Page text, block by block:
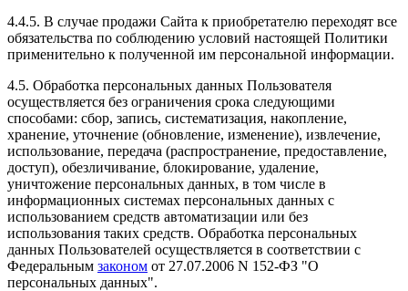
4.4.5. В случае продажи Сайта к приобретателю переходят все
обязательства по соблюдению условий настоящей Политики
применительно к полученной им персональной информации.
4.5. Обработка персональных данных Пользователя
осуществляется без ограничения срока следующими
способами: сбор, запись, систематизация, накопление,
хранение, уточнение (обновление, изменение), извлечение,
использование, передача (распространение, предоставление,
доступ), обезличивание, блокирование, удаление,
уничтожение персональных данных, в том числе в
информационных системах персональных данных с
использованием средств автоматизации или без
использования таких средств. Обработка персональных
данных Пользователей осуществляется в соответствии с
Федеральным законом от 27.07.2006 N 152-ФЗ "О
персональных данных".